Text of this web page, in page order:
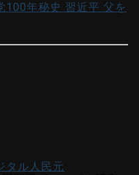
100年秘史 習近平 父を
タル人民元